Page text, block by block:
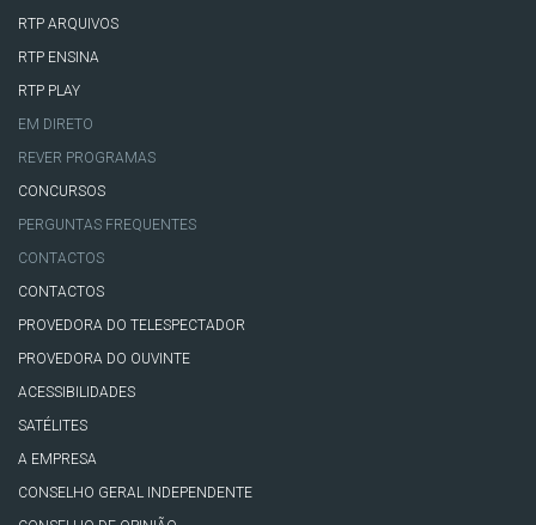
RTP ARQUIVOS
RTP ENSINA
RTP PLAY
EM DIRETO
REVER PROGRAMAS
CONCURSOS
PERGUNTAS FREQUENTES
CONTACTOS
CONTACTOS
PROVEDORA DO TELESPECTADOR
PROVEDORA DO OUVINTE
ACESSIBILIDADES
SATÉLITES
A EMPRESA
CONSELHO GERAL INDEPENDENTE